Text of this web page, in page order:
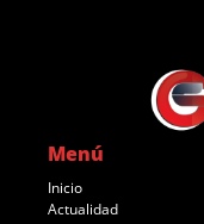
Menú
Inicio
Actualidad